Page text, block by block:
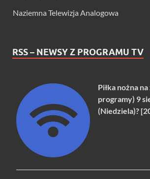
Naziemna Telewizja Analogowa
RSS – NEWSY Z PROGRAMU TV
Piłka nożna
programy) 9
(Niedziela)?